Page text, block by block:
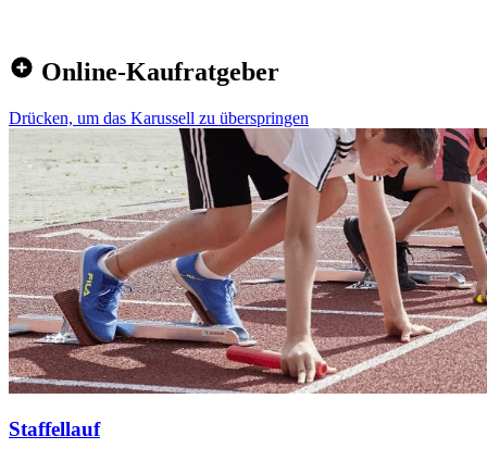
Online-Kaufratgeber
Drücken, um das Karussell zu überspringen
Staffellauf